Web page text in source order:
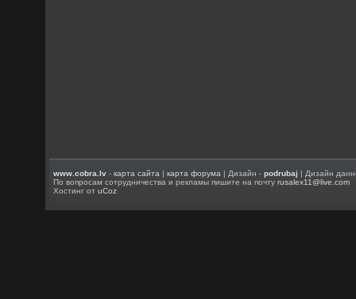
www.cobra.lv -карта сайта |карта форума | Дизайн -podrubaj | Дизайн
По вопросам сотрудничества и рекламы пишите на почтуrusalex11@live.com
Хостинг отuCoz